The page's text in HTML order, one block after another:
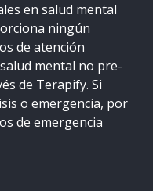
en salud mental
ningún
de atención
mental no pre-
de Terapify. Si
o emergencia, por
de emergencia